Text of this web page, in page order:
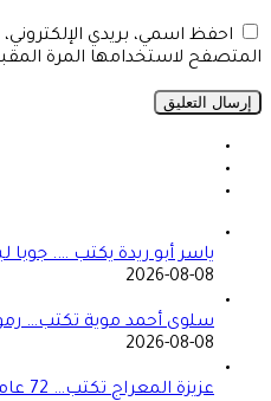
احفظ اسمي، بريدي
المتصفح لاستخدامها المرة
ياسر أبو ريدة يكتب ….
2026-08-08
سلوى أحمد موية تكتب…
2026-08-08